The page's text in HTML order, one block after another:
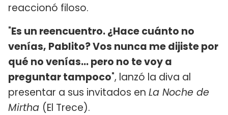
reaccionó filoso.
"Es un reencuentro. ¿Hace cuánto no
venías, Pablito? Vos nunca me dijiste por
qué no venías... pero no te voy a
preguntar tampoco", lanzó la diva al
presentar a sus invitados en La Noche de
Mirtha (El Trece).